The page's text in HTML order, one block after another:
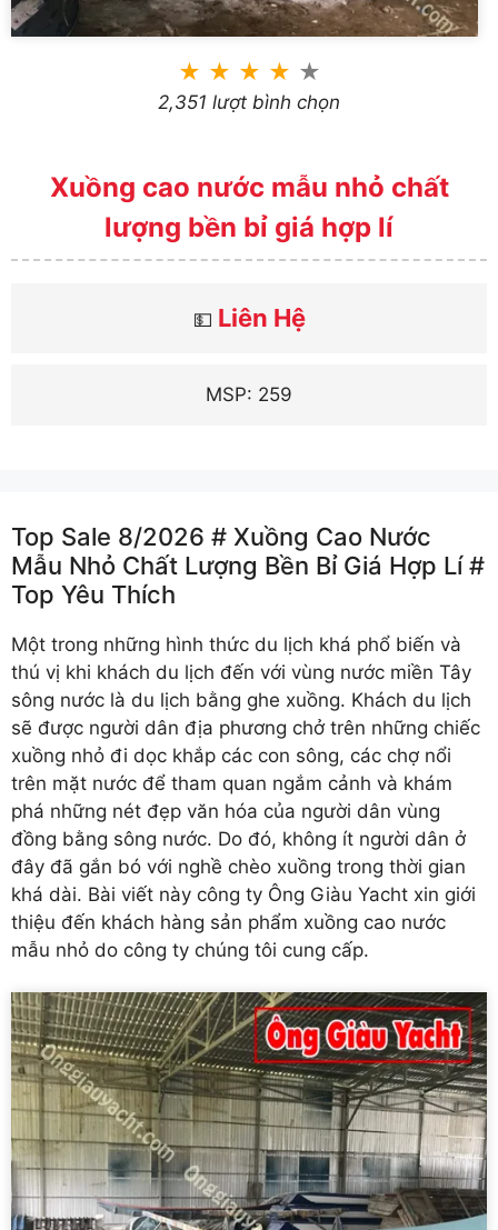
★ ★ ★ ★ ★
2,351 lượt bình chọn
Xuồng cao nước mẫu nhỏ chất
lượng bền bỉ giá hợp lí
💵 Liên Hệ
MSP: 259
Top Sale 8/2026 # Xuồng Cao Nước
Mẫu Nhỏ Chất Lượng Bền Bỉ Giá Hợp Lí #
Top Yêu Thích
Một trong những hình thức du lịch khá phổ biến và
thú vị khi khách du lịch đến với vùng nước miền Tây
sông nước là du lịch bằng ghe xuồng. Khách du lịch
sẽ được người dân địa phương chở trên những chiếc
xuồng nhỏ đi dọc khắp các con sông, các chợ nổi
trên mặt nước để tham quan ngắm cảnh và khám
phá những nét đẹp văn hóa của người dân vùng
đồng bằng sông nước. Do đó, không ít người dân ở
đây đã gắn bó với nghề chèo xuồng trong thời gian
khá dài. Bài viết này công ty Ông Giàu Yacht xin giới
thiệu đến khách hàng sản phẩm xuồng cao nước
mẫu nhỏ do công ty chúng tôi cung cấp.